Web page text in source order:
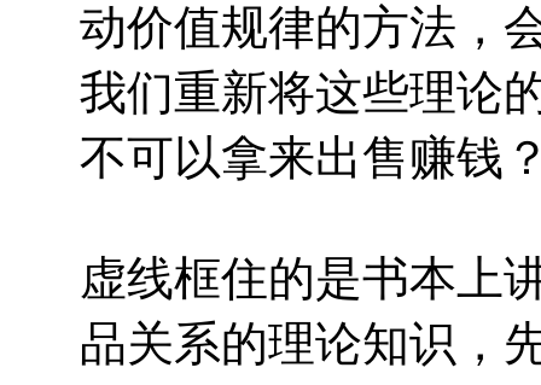
动价值规律的方法，
我们重新将这些理论
不可以拿来出售赚钱
虚线框住的是书本上
品关系的理论知识，